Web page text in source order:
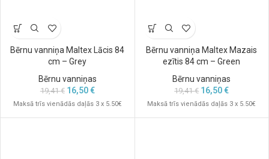
Bērnu vanniņa Maltex Lācis 84
cm – Grey
Bērnu vanniņas
19,41€ 16,50€
Maksā trīs vienādās daļās 3 x 5.50€
Bērnu vanniņa Maltex Mazais
ezītis 84 cm – Green
Bērnu vanniņas
19,41€ 16,50€
Maksā trīs vienādās daļās 3 x 5.50€